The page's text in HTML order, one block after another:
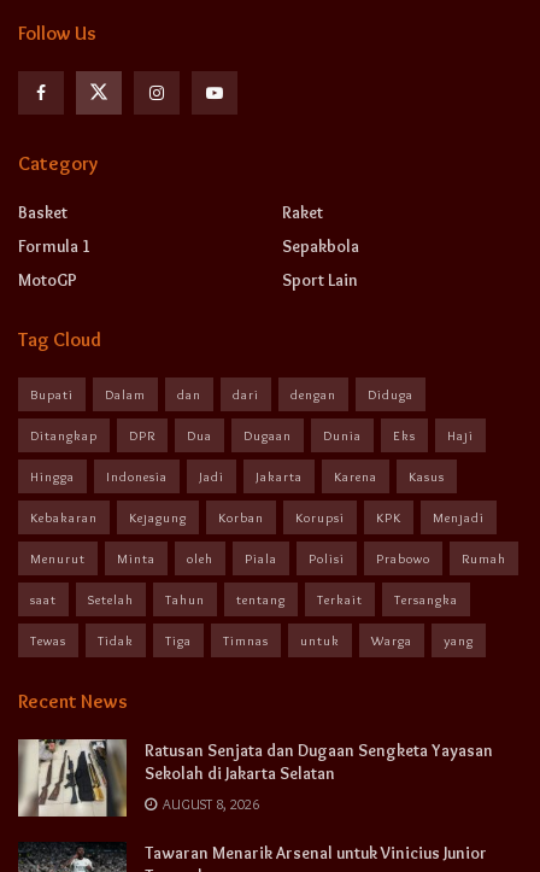
Follow Us
Category
Basket
Formula 1
MotoGP
Raket
Sepakbola
Sport Lain
Tag Cloud
Bupati Dalam dan dari dengan Diduga
Ditangkap DPR Dua Dugaan Dunia Eks Haji
Hingga Indonesia Jadi Jakarta Karena Kasus
Kebakaran Kejagung Korban Korupsi KPK Menjadi
Menurut Minta oleh Piala Polisi Prabowo Rumah
saat Setelah Tahun tentang Terkait Tersangka
Tewas Tidak Tiga Timnas untuk Warga yang
Recent News
Ratusan Senjata dan Dugaan Sengketa Yayasan
Sekolah di Jakarta Selatan
AUGUST 8, 2026
Tawaran Menarik Arsenal untuk Vinicius Junior